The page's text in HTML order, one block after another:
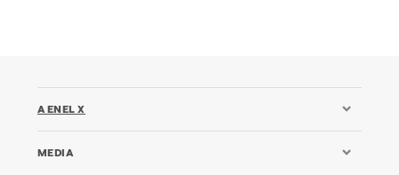
A ENEL X
MEDIA